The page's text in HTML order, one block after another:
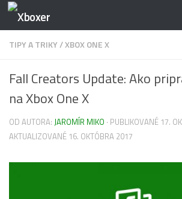
Preskočiť na obsah
TIPY A TRIKY/XBOX ONE X
Fall Creators Update: Ako
na Xbox One X
OD AUTORA: JAROMÍR MIKO · PUBLIKOVANÉ 17.
AKTUALIZOVANÉ 16. OKTÓBRA 2017